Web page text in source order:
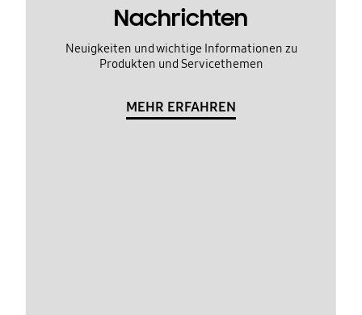
Nachrichten
Neuigkeiten und wichtige Informationen zu
Produkten und Servicethemen
MEHR ERFAHREN